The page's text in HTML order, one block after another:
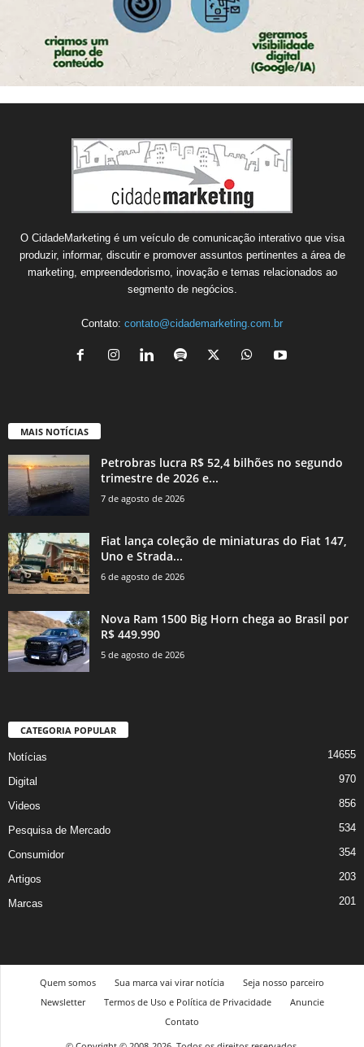
O CidadeMarketing é um veículo de comunicação interativo que visa
produzir, informar, discutir e promover assuntos pertinentes a área de
marketing, empreendedorismo, inovação e temas relacionados ao
segmento de negócios.
Contato: contato@cidademarketing.com.br
MAIS NOTÍCIAS
Petrobras lucra R$ 52,4 bilhões no segundo
trimestre de 2026 e...
7 de agosto de 2026
Fiat lança coleção de miniaturas do Fiat 147,
Uno e Strada...
6 de agosto de 2026
Nova Ram 1500 Big Horn chega ao Brasil por
R$ 449.990
5 de agosto de 2026
CATEGORIA POPULAR
Notícias 14655
Digital 970
Videos 856
Pesquisa de Mercado 534
Consumidor 354
Artigos 203
Marcas 201
Quem somos Sua marca vai virar notícia
Seja nosso parceiro
Newsletter
Termos de Uso e Política de Privacidade
Anuncie
Contato